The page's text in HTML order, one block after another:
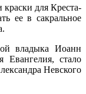
для Креста-
ее в сакральное
владыка Иоанн
Евангелия, стало
Невского